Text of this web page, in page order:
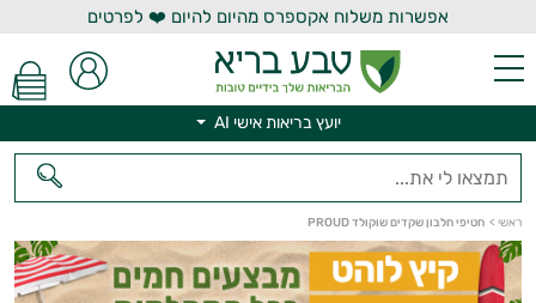
אפשרות משלוח אקספרס מהיום להיום ❤️ לפרטים
יועץ בריאות אישי AI
ראשי > חטיפי חלבון שקדים שוקולד PROUD
יועץ בריאות אישי AI